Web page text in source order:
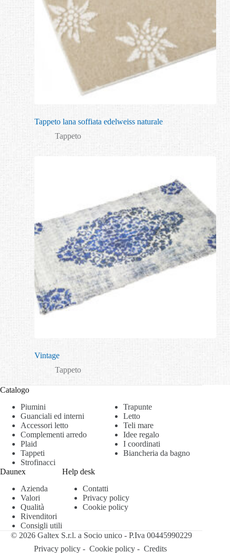
Tappeto lana soffiata edelweiss naturale
Tappeto
Vintage
Tappeto
Catalogo
Piumini
Trapunte
Guanciali ed interni
Letto
Accessori letto
Teli mare
Complementi arredo
Idee regalo
Plaid
I coordinati
Tappeti
Biancheria da bagno
Strofinacci
Daunex
Azienda
Valori
Qualità
Rivenditori
Consigli utili
Help desk
Contatti
Privacy policy
Cookie policy
© 2026 Galtex S.r.l. a Socio unico - P.Iva 00445990229
Privacy policy- Cookie policy- Credits